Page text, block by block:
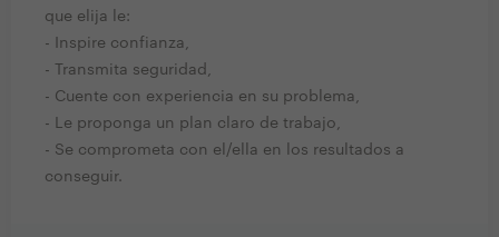
que elija le:
- Inspire confianza,
- Transmita seguridad,
- Cuente con experiencia en su problema,
- Le proponga un plan claro de trabajo,
- Se comprometa con el/ella en los resultados a
conseguir.